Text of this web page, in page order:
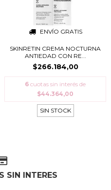
ENVÍO GRATIS
SKINRETIN CREMA NOCTURNA
ANTIEDAD CON RE...
$266.184,00
6 cuotas sin interés de
$44.364,00
SIN STOCK
SIN INTERES